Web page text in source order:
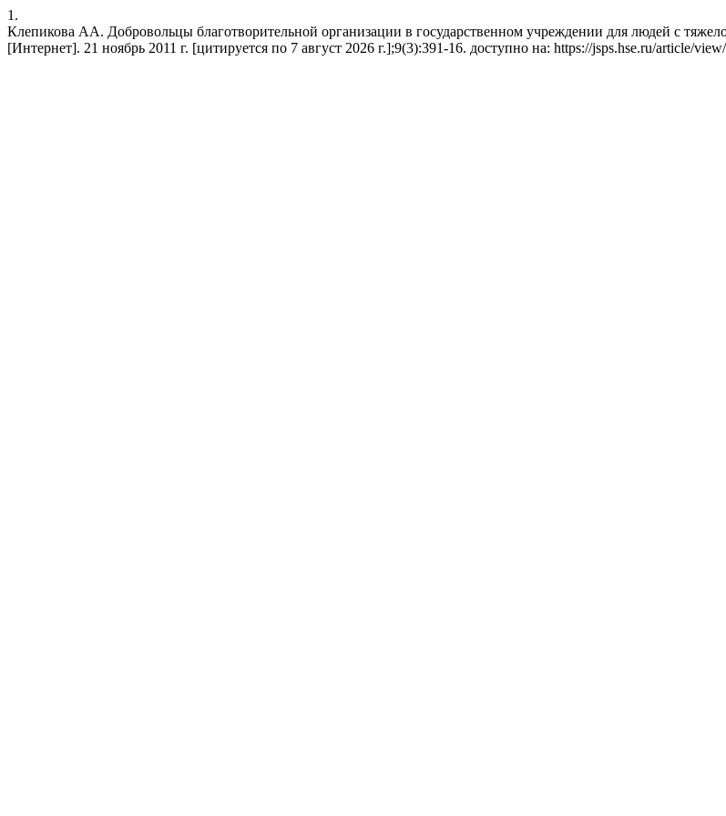
1.
Клепикова АА. Добровольцы благотворительной организации в государственном учреждении для людей с
[Интернет]. 21 ноябрь 2011 г. [цитируется по 7 август 2026 г.];9(3):391-16. доступно на: https://jsps.hse.ru/article/